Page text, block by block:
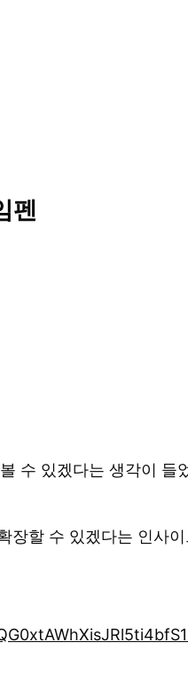
펜
수 있겠다는 생각이 들
장할 수 있겠다는 인사